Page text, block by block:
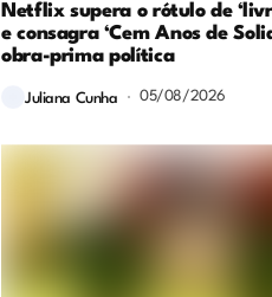
Netflix supera o rótulo de
e consagra ‘Cem Anos de
obra-prima política
Juliana Cunha 05/08/2026